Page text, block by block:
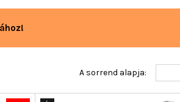
A sorrend alapja: